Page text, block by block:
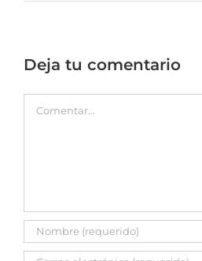
Deja tu comentario